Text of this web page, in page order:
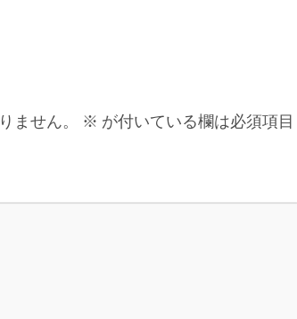
ません。 ※ が付いている欄は必須項目